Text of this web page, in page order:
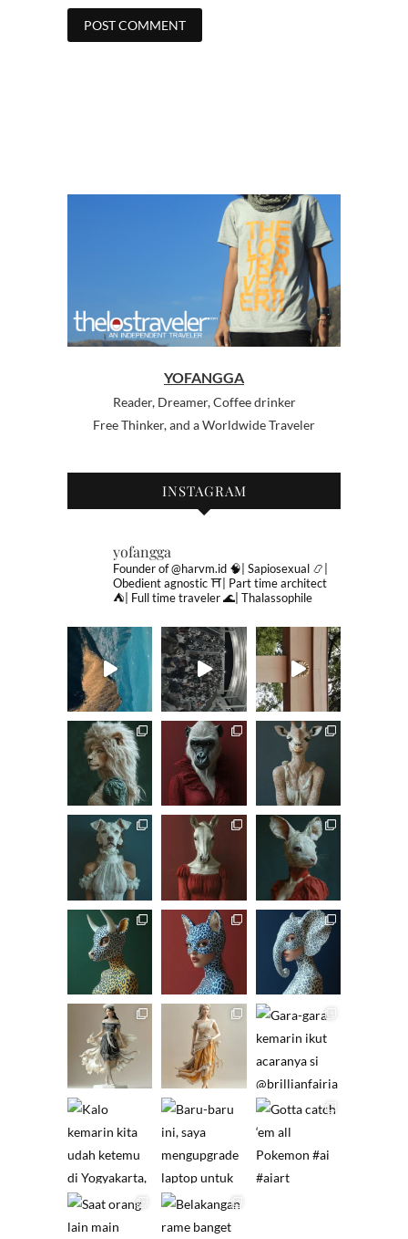
YOFANGGA
Reader, Dreamer, Coffee drinker
Free Thinker, and a Worldwide Traveler
INSTAGRAM
yofangga
Founder of @harvm.id 🧠| Sapiosexual 📿|
Obedient agnostic⛩| Part time architect
⛺️| Full time traveler🌊| Thalassophile